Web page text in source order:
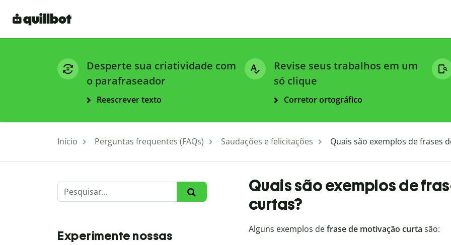
Desperte sua criatividade com
o parafraseador
Reescrever texto
Revise seus trabalhos em um
só clique
Corretor ortográfico
Início Perguntas frequentes (FAQs) Saudações e felicitações Quais são exemplos de frases
Experimente nossas
Quais são exemplos de
curtas?
Alguns exemplos defrase de motivação curta são: